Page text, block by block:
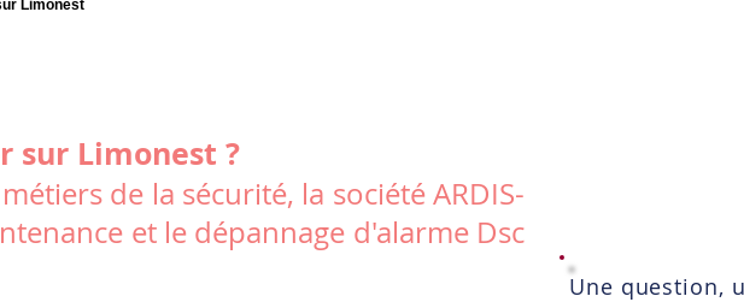
Limonest
sur Limonest ?
de la sécurité, la société ARDIS-
et le dépannage d'alarme Dsc
Une question,